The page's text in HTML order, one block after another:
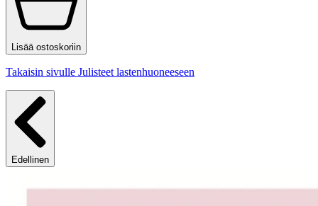
Lisää ostoskoriin
Takaisin sivulle Julisteet lastenhuoneeseen
Edellinen